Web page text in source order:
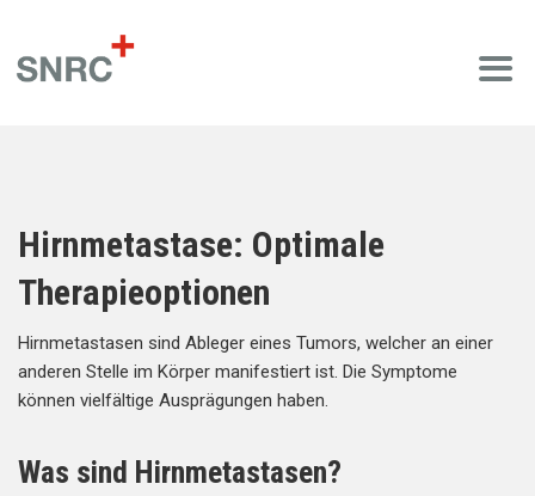
Hirnmetastase: Optimale
Therapieoptionen
Hirnmetastasen sind Ableger eines Tumors, welcher an einer
anderen Stelle im Körper manifestiert ist. Die Symptome
können vielfältige Ausprägungen haben.
Was sind Hirnmetastasen?